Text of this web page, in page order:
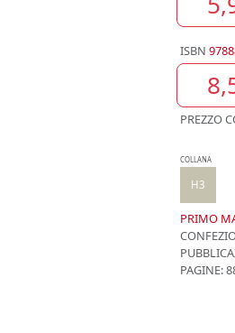
ISBN
PREZZO
COLLANA
H3
PRIMO
PAGINE: